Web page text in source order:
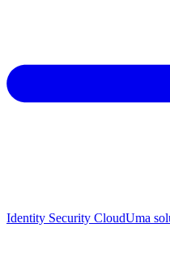
Identity Security CloudUma